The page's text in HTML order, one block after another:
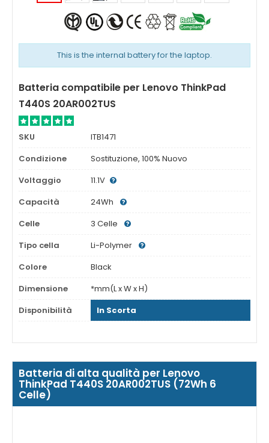
This is the internal battery for the laptop.
Batteria compatibile per Lenovo ThinkPad
T440S 20AR002TUS
SKU
ITB1471
Condizione
Sostituzione, 100% Nuovo
Voltaggio
11.1V
Capacità
24Wh
Celle
3 Celle
Tipo cella
Li-Polymer
Colore
Black
Dimensione
*mm(L x W x H)
Disponibilità
In Scorta
Batteria di alta qualità per Lenovo
ThinkPad T440S 20AR002TUS (72Wh 6
Celle)